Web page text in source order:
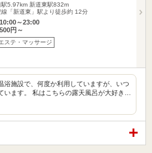
駅5.97km 新道東駅832m
「新道東」駅より徒歩約 12分
～23:00
円～
ステ・マッサージ
浴施設で、何度か利用していますが、いつ
います。 私はこちらの露天風呂が大好き…